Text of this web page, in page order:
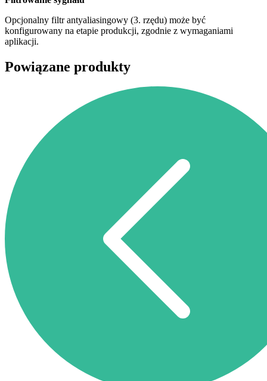
Opcjonalny filtr antyaliasingowy (3. rzędu) może być
konfigurowany na etapie produkcji, zgodnie z wymaganiami
aplikacji.
Powiązane produkty